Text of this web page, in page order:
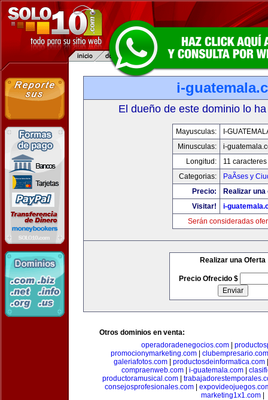
i-
El dueño de este dominio lo
Mayusculas:
I-
Minusculas:
i-
Longitud:
11 caracteres
Categorias:
PaÃ­ses y
Precio:
Realizar
Visitar!
i-
Serán consideradas
Realizar una Oferta
Precio Ofrecido $
Otros dominios en venta:
operadoradenegocios.com|
promocionymarketing.com| clubempresario.com
galeriafotos.com
productosdeinformatica.com
compraenweb.com| i-guatemala.com|
productoramusical.com
consejosprofesionales.com|
marketing1x1.com